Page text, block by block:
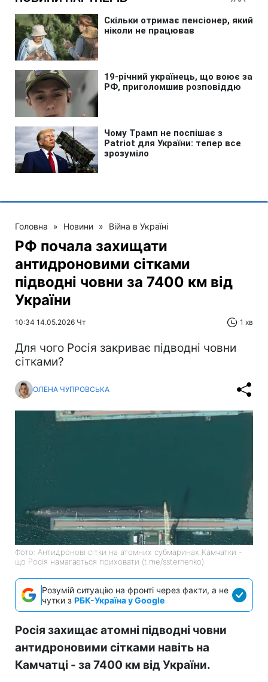
Головна » Новини » Війна в Україні
РФ почала захищати
антидроновими сітками
підводні човни за 7400 км від
України
10:34 14.05.2026 Чт 1 хв
Для чого Росія закриває підводні човни
сітками?
ОЛЕНА ЧУПРОВСЬКА
Фото: Антидронові сітки на атомних субмаринах Камчатки -
що Росія намагається приховати (t.me/ssternenko)
Розумій ситуацію на фронті через факти, а не
чутки з РБК-Україна у Google
Росія захищає атомні підводні човни
антидроновими сітками навіть на
Камчатці - за 7400 км від України.